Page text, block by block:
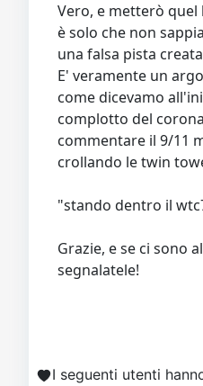
Vero, e metterò quel
è solo che non
una falsa pista
E' veramente un
come dicevamo
complotto del
commentare il 9/11
crollando le twin
"stando dentro il
Grazie, e se ci sono
segnalatele!
I seguenti utenti